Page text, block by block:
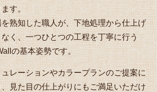
す。
熟知した職人が、下地処理から仕上げ
く、一つひとつの工程を丁寧に行う
の基本姿勢です。
レーションやカラープランのご提案に
見た目の仕上がりにもご満足いただけ